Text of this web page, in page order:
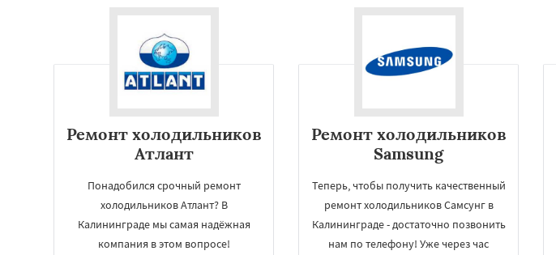
Ремонт холодильников
Атлант
Понадобился срочный ремонт
холодильников Атлант? В
Калининграде мы самая надёжная
компания в этом вопросе!
Ремонт холодильников
Samsung
Теперь, чтобы получить качественный
ремонт холодильников Самсунг в
Калининграде - достаточно позвонить
нам по телефону! Уже через час